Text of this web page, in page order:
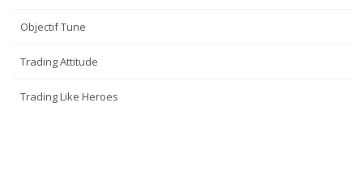
Objectif Tune
Trading Attitude
Trading Like Heroes